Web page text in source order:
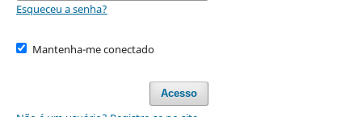
Esqueceu a senha?
Mantenha-me conectado
Acesso